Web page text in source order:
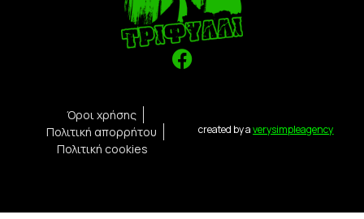
created by averysimpleagency
Όροι χρήσης
Πολιτική απορρήτου
Πολιτική cookies